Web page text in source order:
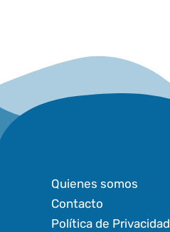
Quienes somos
Contacto
Política de Privacidad